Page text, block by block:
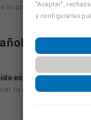
tu propio espacio
Hoy Mismo
en Tarragona
tu español desde
"Aceptar",
y configurarlas